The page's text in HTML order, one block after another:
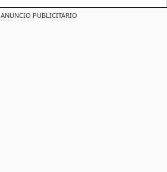
ANUNCIO PUBLICITARIO